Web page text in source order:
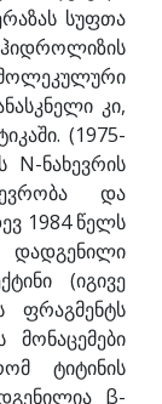
სუფთა
კი,
(1975-
N-ნახევრის
და
1984 წელს
დადგენილი
(იგივე
ფრაგმენტს
ტიტინის
β-